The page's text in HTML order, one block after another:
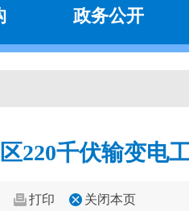
政务公开
220千伏输变电
打印 关闭本页